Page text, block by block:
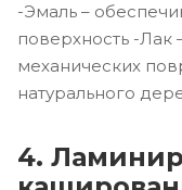
-Эмаль –
поверхность -Лак
механических
натурального
4.